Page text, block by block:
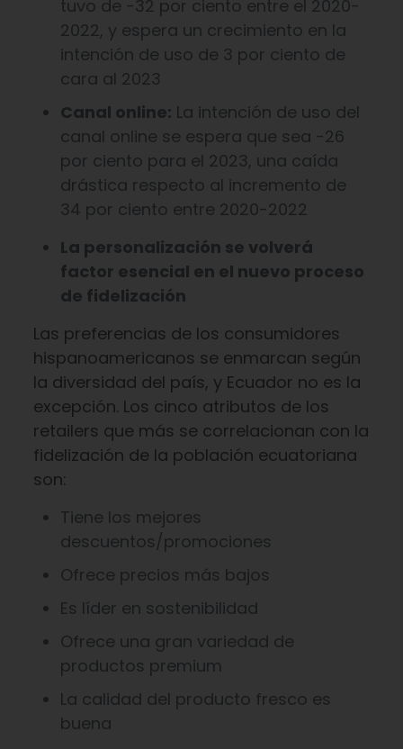
tuvo de -32 por ciento entre el 2020-
2022, y espera un crecimiento en la
intención de uso de 3 por ciento de
cara al 2023
Canal online: La intención de uso del
canal online se espera que sea -26
por ciento para el 2023, una caída
drástica respecto al incremento de
34 por ciento entre 2020-2022
La personalización se volverá
factor esencial en el nuevo proceso
de fidelización
Las preferencias de los consumidores
hispanoamericanos se enmarcan según
la diversidad del país, y Ecuador no es la
excepción. Los cinco atributos de los
retailers que más se correlacionan con la
fidelización de la población ecuatoriana
son:
Tiene los mejores
descuentos/promociones
Ofrece precios más bajos
Es líder en sostenibilidad
Ofrece una gran variedad de
productos premium
La calidad del producto fresco es
buena